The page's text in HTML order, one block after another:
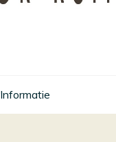
Informatie